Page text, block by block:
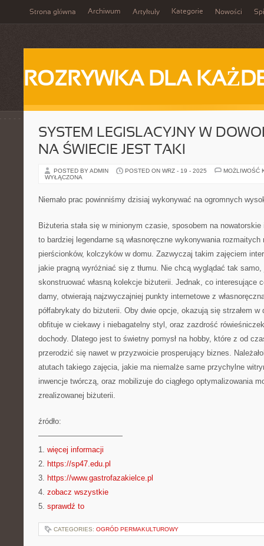
Strona główna Archiwum Artykuły Kategorie Nowości
ROZRYWKA DLA
SYSTEM LEGISLACYJNY W
NA ŚWIECIE JEST TAKI
POSTED BY ADMIN POSTED ON WRZ - 19 - 2025
MOŻLIWOŚĆ
WYŁĄCZONA
Niemało prac powinniśmy dzisiaj wykonywać na ogromnych
Biżuteria stała się w minionym czasie, sposobem na
to bardziej legendarne są własnoręczne wykonywania
pierścionków, kolczyków w domu. Zazwyczaj takim zajęciem
jakie pragną wyróżniać się z tłumu. Nie chcą wyglądać tak
skonstruować własną kolekcje biżuterii. Jednak, co interesujące
damy, otwierają najzwyczajniej punkty internetowe z
półfabrykaty do biżuterii. Oby dwie opcje, okazują się strzałem
obfituje w ciekawy i niebagatelny styl, oraz zazdrość
dochody. Dlatego jest to świetny pomysł na hobby, które z od
przerodzić się nawet w przyzwoicie prosperujący biznes.
atutach takiego zajęcia, jakie ma niemalże same przychylne
inwencje twórczą, oraz mobilizuje do ciągłego optymalizowania
zrealizowanej biżuterii.
źródło:
———————————
1. więcej informacji
2. https://sp47.edu.pl
3. https://www.gastrofazakielce.pl
4. zobacz wszystkie
5. sprawdź to
CATEGORIES: OGRÓD PERMAKULTUROWY